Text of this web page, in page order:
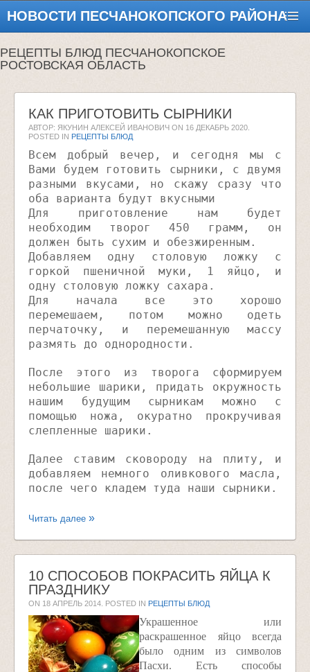
НОВОСТИ ПЕСЧАНОКОПСКОГО РАЙОНА
РЕЦЕПТЫ БЛЮД ПЕСЧАНОКОПСКОЕ
РОСТОВСКАЯ ОБЛАСТЬ
КАК ПРИГОТОВИТЬ СЫРНИКИ
АВТОР: ЯКУНИН АЛЕКСЕЙ ИВАНОВИЧ ON 16 ДЕКАБРЬ 2020
POSTED IN РЕЦЕПТЫ БЛЮД
Всем добрый вечер, и сегодня мы с
Вами будем готовить сырники, с двумя
разными вкусами, но скажу сразу что
оба варианта будут вкусными
Для приготовление нам будет
необходим творог 450 грамм, он
должен быть сухим и обезжиренным.
Добавляем одну столовую ложку с
горкой пшеничной муки, 1 яйцо, и
одну столовую ложку сахара.
Для начала все это хорошо
перемешаем, потом можно одеть
перчаточку, и перемешанную массу
размять до однородности.
После этого из творога сформируем
небольшие шарики, придать окружность
нашим будущим сырникам можно с
помощью ножа, окуратно прокручивая
слепленные шарики.
Далее ставим сковороду на плиту, и
добавляем немного оливкового масла,
после чего кладем туда наши сырники.
Читать далее
10 СПОСОБОВ ПОКРАСИТЬ ЯЙЦА К
ПРАЗДНИКУ
ON 18 АПРЕЛЬ 2014 . POSTED IN РЕЦЕПТЫ БЛЮД
Украшенное или
раскрашенное яйцо всегда
было одним из символов
Пасхи. Есть способы